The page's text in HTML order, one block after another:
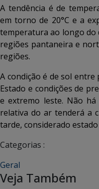
A tendência é de
em torno de 20°C e a
temperatura ao longo do
regiões pantaneira e
regiões.
A condição é de sol
Estado e condições de
e extremo leste. Não há
relativa do ar tenderá a
tarde, considerado
Categorias :
Geral
Veja Também